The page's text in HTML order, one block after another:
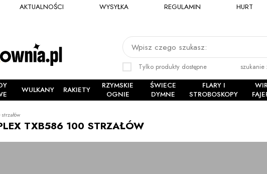
Wpisz czego szukasz:
Tylko produkty dostępne
AKTUALNOŚCI WYSYŁKA REGULAMIN HURT
WULKANY RAKIETY
RZYMSKIE
OGNIE
ŚWIECE
DYMNE
FLARY I
STROBOSKOPY
TXB586 100 STRZAŁÓW